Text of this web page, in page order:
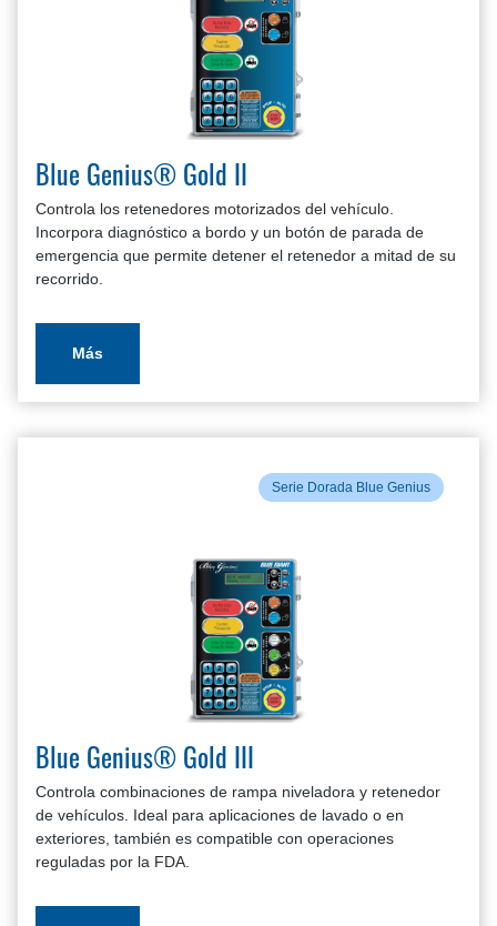
Blue Genius® Gold II
Controla los retenedores motorizados del vehículo.
Incorpora diagnóstico a bordo y un botón de parada de
emergencia que permite detener el retenedor a mitad de su
recorrido.
Más
Serie Dorada Blue Genius
Blue Genius® Gold III
Controla combinaciones de rampa niveladora y retenedor
de vehículos. Ideal para aplicaciones de lavado o en
exteriores, también es compatible con operaciones
reguladas por la FDA.